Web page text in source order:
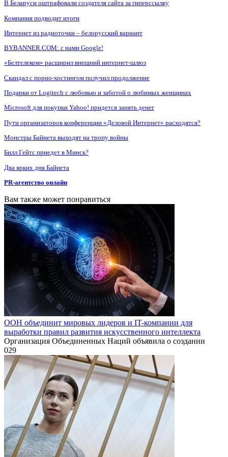
В Беларуси оштрафовали создателя сайта за гиперссылку
Компания подводит итоги
Интернет из радиоточки – белорусский вариант
BYBANNER.COM: c нами Google!
«Белтелеком» расширил внешний интернет-шлюз
Скандал с порно-хостингом получил продолжение
Подарки от Logitech с любовью и заботой о любимых женщинах
Microsoft для покупки Yahoo! придется занять денег
Пути организаторов конференции «Деловой Интернет» расходятся?
Монстры Байнета выходят на тропу войны
Билл Гейтс приедет в Минск?
Два ярких дня Байнета
PR-агентство онлайн
Вам также может понравиться
ООН объединит мировых лидеров и IT-компании для
выработки правил развития искусственного интеллекта
Организация Объединенных Наций объявила о создании
029